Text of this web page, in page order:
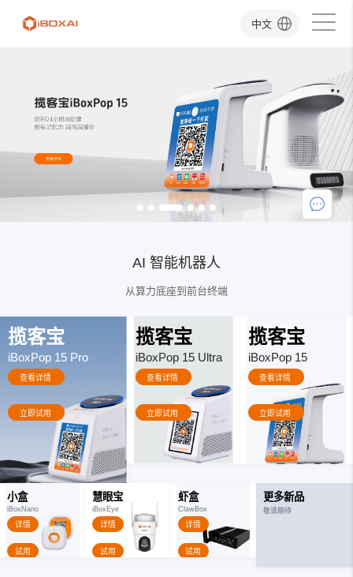
中文
AI 智能机器人
从算力底座到前台终端
揽客宝
iBoxPop 15 Pro
查看详情
立即试用
揽客宝
iBoxPop 15 Ultra
查看详情
立即试用
揽客宝
iBoxPop 15
查看详情
立即试用
小盒
iBoxNano
详情
试用
慧眼宝
iBoxEye
详情
试用
虾盒
ClawBox
详情
试用
更多新品
敬请期待